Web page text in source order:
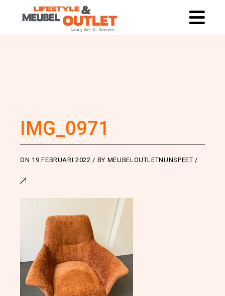
IMG_0971
ON 19 FEBRUARI 2022 BY MEUBELOUTLETNUNSPEET